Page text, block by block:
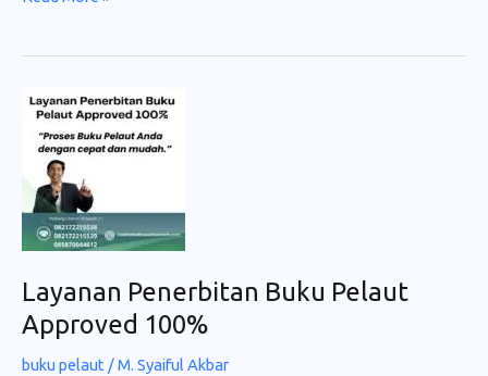
Online
Jasa
Buku
Pelaut
Approved
100%
Layanan Penerbitan Buku Pelaut
Approved 100%
buku pelaut /M. Syaiful Akbar